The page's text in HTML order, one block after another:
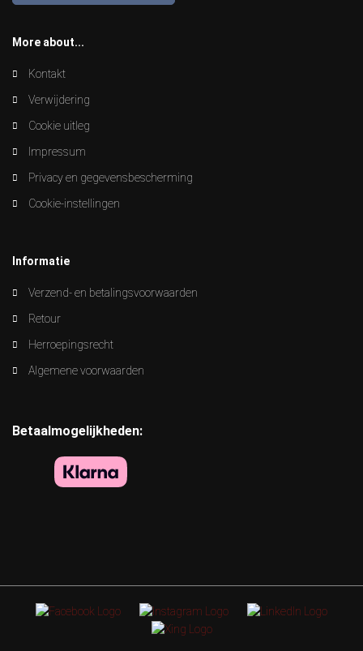
More about...
Kontakt
Verwijdering
Cookie uitleg
Impressum
Privacy en gegevensbescherming
Cookie-instellingen
Informatie
Verzend- en betalingsvoorwaarden
Retour
Herroepingsrecht
Algemene voorwaarden
Betaalmogelijkheden: